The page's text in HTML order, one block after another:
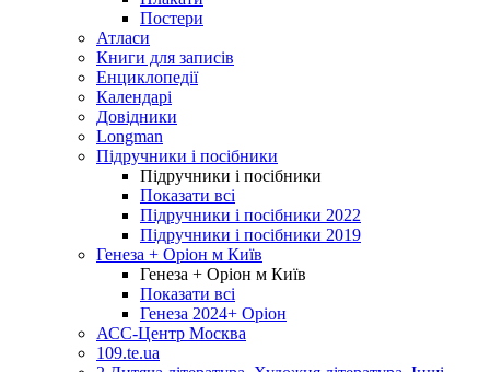
Постери
Атласи
Книги для записів
Енциклопедії
Календарі
Довідники
Longman
Підручники і посібники
Підручники і посібники
Показати всі
Підручники і посібники 2022
Підручники і посібники 2019
Генеза + Оріон м Київ
Генеза + Оріон м Київ
Показати всі
Генеза 2024+ Оріон
АСС-Центр Москва
109.te.ua